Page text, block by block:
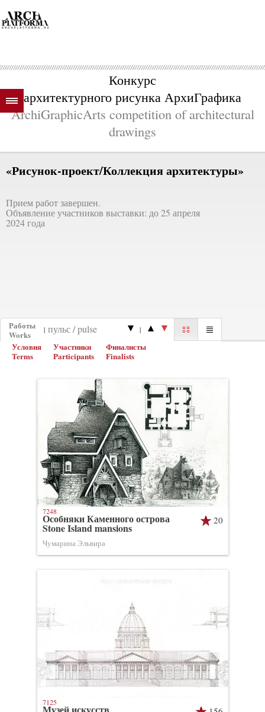
Конкурс
архитектурного рисунка АрхиГрафика
ArchiGraphicArts competition of architectural
drawings
«Рисунок-проект/Коллекция архитектуры»
Прием работ завершен.
Объявление участников выставки: до 25 апреля
2024 года
Работы
Works
| |
Условия
Terms
Участники
Participants
Финалисты
Finalists
20
Особняки Каменного острова
Stone Island mansions
Чумарина Эльвира
7248
7125